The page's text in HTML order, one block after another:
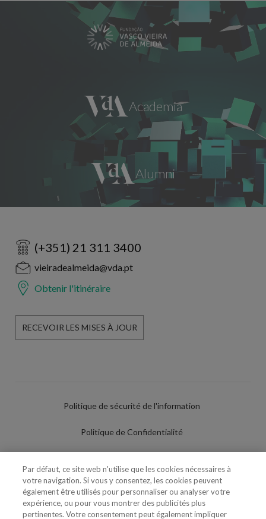
(+351) 21 311 3400
vieiradealmeida@vda.pt
Obtenir l'itinéraire
RECEVOIR LES MISES À JOUR
Politique de sécurité de l'information
Politique de Confidentialité
Politique de Cookies
Paramètres des cookies
Par défaut, ce site web n'utilise que les cookies nécessaires à
votre navigation. Si vous y consentez, les cookies peuvent
également être utilisés pour personnaliser ou analyser votre
expérience, ou pour vous montrer des publicités plus
pertinentes. Votre consentement peut également impliquer